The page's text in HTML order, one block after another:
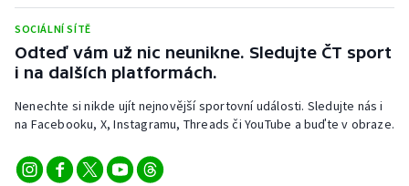
SOCIÁLNÍ SÍTĚ
Odteď vám už nic neunikne. Sledujte ČT sport
i na dalších platformách.
Nenechte si nikde ujít nejnovější sportovní události. Sledujte nás i
na Facebooku, X, Instagramu, Threads či YouTube a buďte v obraze.